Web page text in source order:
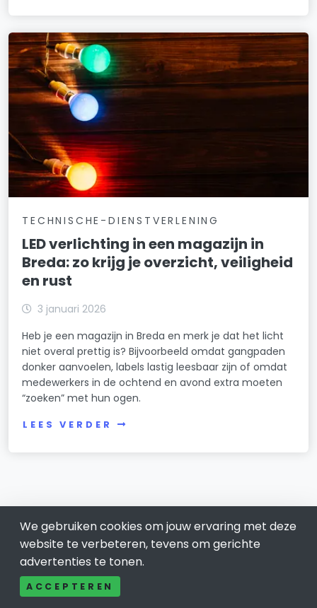
TECHNISCHE-DIENSTVERLENING
LED verlichting in een magazijn in
Breda: zo krijg je overzicht, veiligheid
en rust
3 januari 2026
Heb je een magazijn in Breda en merk je dat het licht
niet overal prettig is? Bijvoorbeeld omdat gangpaden
donker aanvoelen, labels lastig leesbaar zijn of omdat
medewerkers in de ochtend en avond extra moeten
“zoeken” met hun ogen.
LEES VERDER
We gebruiken cookies om jouw ervaring met deze
website te verbeteren, tevens om gerichte
advertenties te tonen.
ACCEPTEREN